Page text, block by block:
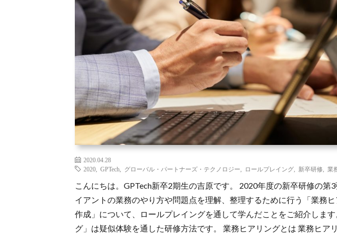
2020.04.28
2020
GPTech グローバル・パートナーズ・テクノロジー ロールプレイング 新卒研修 業
こんにちは。GPTech新卒2期生の吉原です。 2020年度の新卒研修の第
イアントの業務のやり方や問題点を理解、整理するために行う「業務
作成」について、ロールプレイングを通して学んだことをご紹介しま
グ」は疑似体験を通した研修方法です。 業務ヒアリングとは 業務ヒア